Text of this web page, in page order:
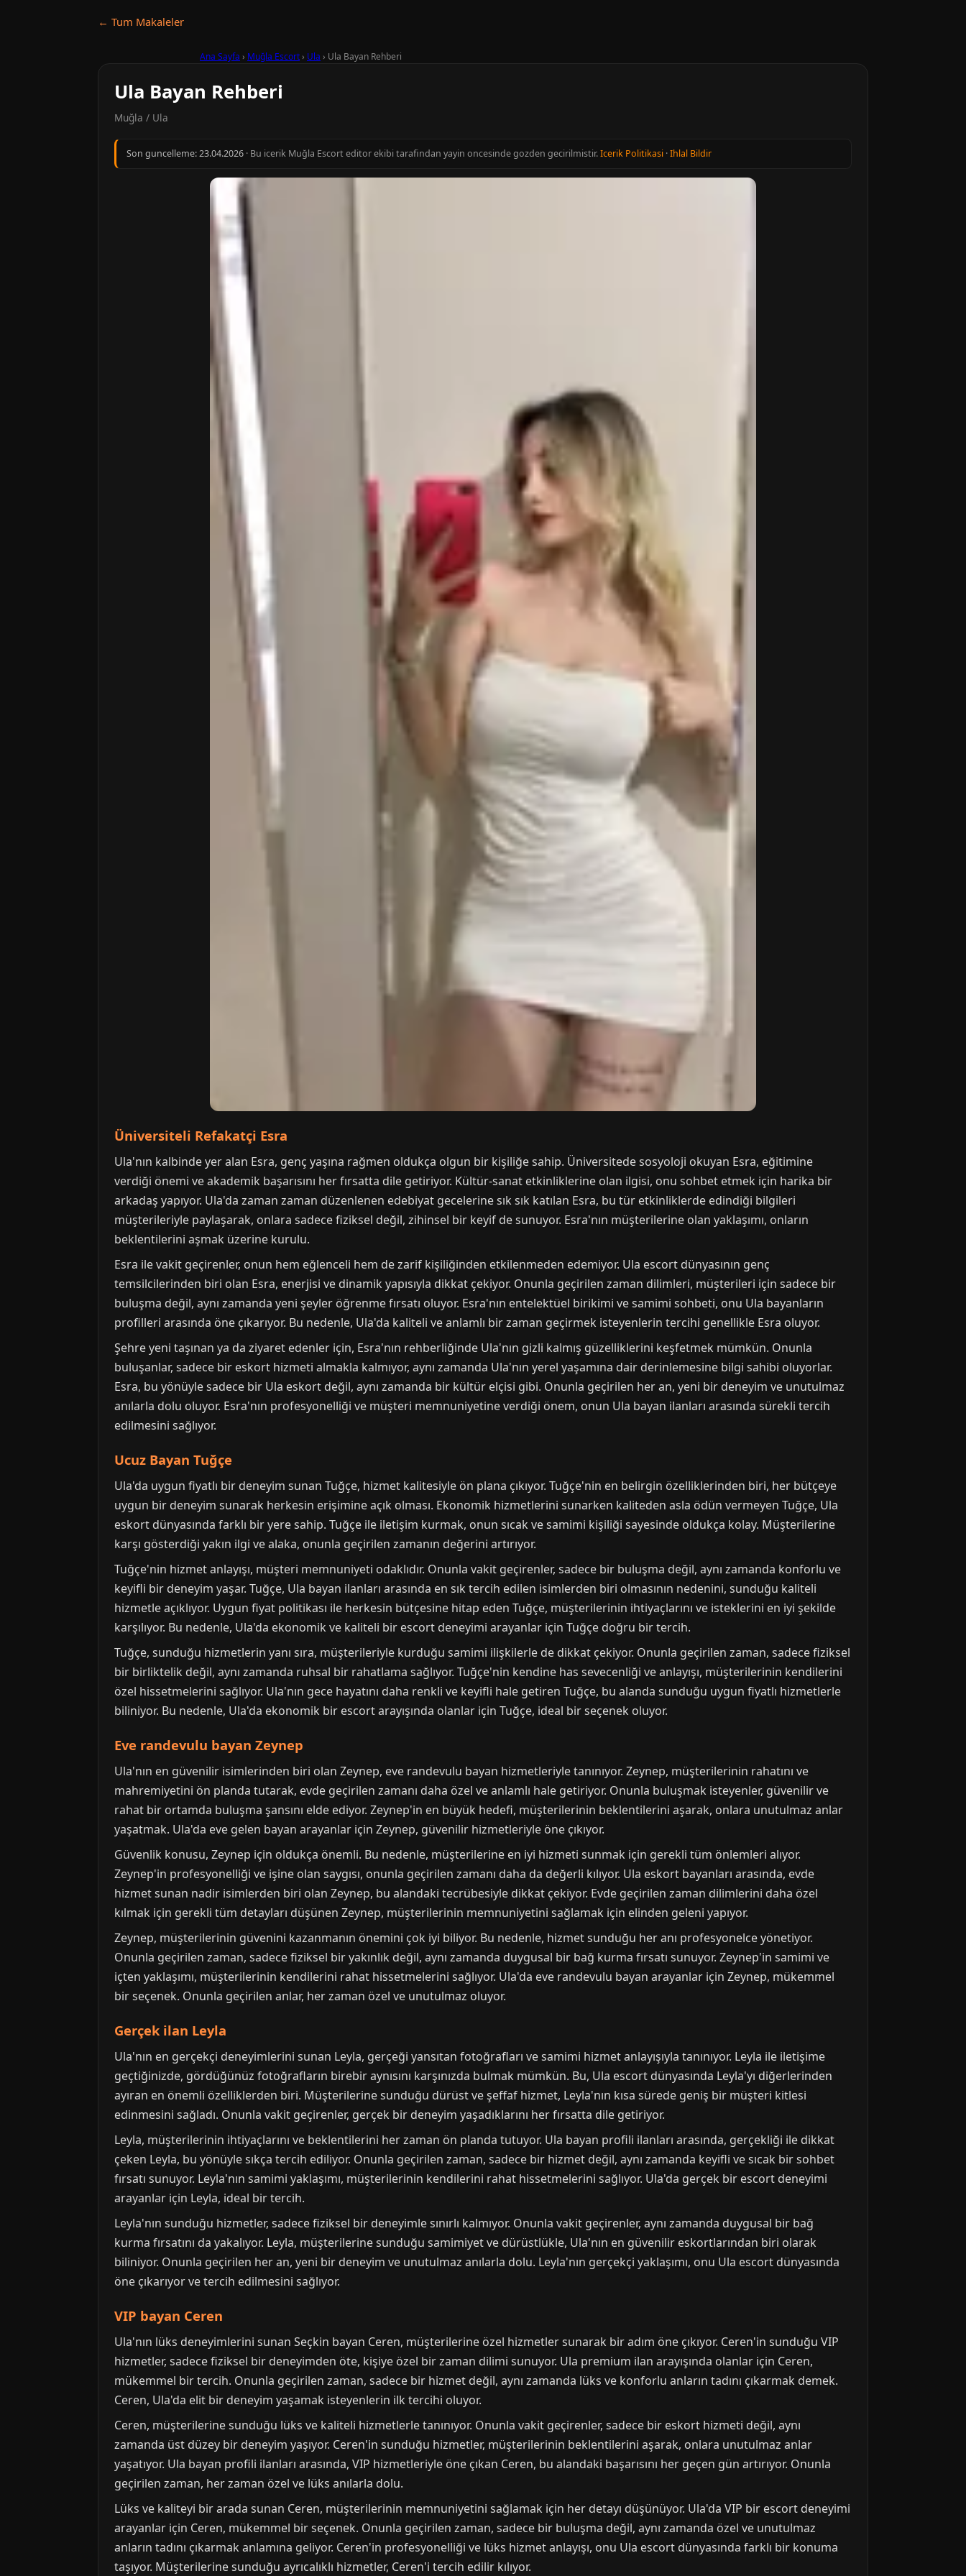
← Tum Makaleler
Ana Sayfa › Muğla Escort› Ula › Ula Bayan Rehberi
Ula Bayan Rehberi
Muğla / Ula
Son guncelleme:23.04.2026 · Bu icerik Muğla Escort editor ekibi tarafindan yayin oncesinde gozden gecirilmistir.Icerik Politikasi ·Ihlal Bildir
Üniversiteli Refakatçi Esra
Ula'nın kalbinde yer alan Esra, genç yaşına rağmen oldukça olgun bir kişiliğe sahip. Üniversitede sosyoloji okuyan Esra, eğitimine
verdiği önemi ve akademik başarısını her fırsatta dile getiriyor. Kültür-sanat etkinliklerine olan ilgisi, onu sohbet etmek için harika bir
arkadaş yapıyor. Ula'da zaman zaman düzenlenen edebiyat gecelerine sık sık katılan Esra, bu tür etkinliklerde edindiği bilgileri
müşterileriyle paylaşarak, onlara sadece fiziksel değil, zihinsel bir keyif de sunuyor. Esra'nın müşterilerine olan yaklaşımı, onların
beklentilerini aşmak üzerine kurulu.
Esra ile vakit geçirenler, onun hem eğlenceli hem de zarif kişiliğinden etkilenmeden edemiyor. Ula escort dünyasının genç
temsilcilerinden biri olan Esra, enerjisi ve dinamik yapısıyla dikkat çekiyor. Onunla geçirilen zaman dilimleri, müşterileri için sadece bir
buluşma değil, aynı zamanda yeni şeyler öğrenme fırsatı oluyor. Esra'nın entelektüel birikimi ve samimi sohbeti, onu Ula bayanların
profilleri arasında öne çıkarıyor. Bu nedenle, Ula'da kaliteli ve anlamlı bir zaman geçirmek isteyenlerin tercihi genellikle Esra oluyor.
Şehre yeni taşınan ya da ziyaret edenler için, Esra'nın rehberliğinde Ula'nın gizli kalmış güzelliklerini keşfetmek mümkün. Onunla
buluşanlar, sadece bir eskort hizmeti almakla kalmıyor, aynı zamanda Ula'nın yerel yaşamına dair derinlemesine bilgi sahibi oluyorlar.
Esra, bu yönüyle sadece bir Ula eskort değil, aynı zamanda bir kültür elçisi gibi. Onunla geçirilen her an, yeni bir deneyim ve unutulmaz
anılarla dolu oluyor. Esra'nın profesyonelliği ve müşteri memnuniyetine verdiği önem, onun Ula bayan ilanları arasında sürekli tercih
edilmesini sağlıyor.
Ucuz Bayan Tuğçe
Ula'da uygun fiyatlı bir deneyim sunan Tuğçe, hizmet kalitesiyle ön plana çıkıyor. Tuğçe'nin en belirgin özelliklerinden biri, her bütçeye
uygun bir deneyim sunarak herkesin erişimine açık olması. Ekonomik hizmetlerini sunarken kaliteden asla ödün vermeyen Tuğçe, Ula
eskort dünyasında farklı bir yere sahip. Tuğçe ile iletişim kurmak, onun sıcak ve samimi kişiliği sayesinde oldukça kolay. Müşterilerine
karşı gösterdiği yakın ilgi ve alaka, onunla geçirilen zamanın değerini artırıyor.
Tuğçe'nin hizmet anlayışı, müşteri memnuniyeti odaklıdır. Onunla vakit geçirenler, sadece bir buluşma değil, aynı zamanda konforlu ve
keyifli bir deneyim yaşar. Tuğçe, Ula bayan ilanları arasında en sık tercih edilen isimlerden biri olmasının nedenini, sunduğu kaliteli
hizmetle açıklıyor. Uygun fiyat politikası ile herkesin bütçesine hitap eden Tuğçe, müşterilerinin ihtiyaçlarını ve isteklerini en iyi şekilde
karşılıyor. Bu nedenle, Ula'da ekonomik ve kaliteli bir escort deneyimi arayanlar için Tuğçe doğru bir tercih.
Tuğçe, sunduğu hizmetlerin yanı sıra, müşterileriyle kurduğu samimi ilişkilerle de dikkat çekiyor. Onunla geçirilen zaman, sadece fiziksel
bir birliktelik değil, aynı zamanda ruhsal bir rahatlama sağlıyor. Tuğçe'nin kendine has sevecenliği ve anlayışı, müşterilerinin kendilerini
özel hissetmelerini sağlıyor. Ula'nın gece hayatını daha renkli ve keyifli hale getiren Tuğçe, bu alanda sunduğu uygun fiyatlı hizmetlerle
biliniyor. Bu nedenle, Ula'da ekonomik bir escort arayışında olanlar için Tuğçe, ideal bir seçenek oluyor.
Eve randevulu bayan Zeynep
Ula'nın en güvenilir isimlerinden biri olan Zeynep, eve randevulu bayan hizmetleriyle tanınıyor. Zeynep, müşterilerinin rahatını ve
mahremiyetini ön planda tutarak, evde geçirilen zamanı daha özel ve anlamlı hale getiriyor. Onunla buluşmak isteyenler, güvenilir ve
rahat bir ortamda buluşma şansını elde ediyor. Zeynep'in en büyük hedefi, müşterilerinin beklentilerini aşarak, onlara unutulmaz anlar
yaşatmak. Ula'da eve gelen bayan arayanlar için Zeynep, güvenilir hizmetleriyle öne çıkıyor.
Güvenlik konusu, Zeynep için oldukça önemli. Bu nedenle, müşterilerine en iyi hizmeti sunmak için gerekli tüm önlemleri alıyor.
Zeynep'in profesyonelliği ve işine olan saygısı, onunla geçirilen zamanı daha da değerli kılıyor. Ula eskort bayanları arasında, evde
hizmet sunan nadir isimlerden biri olan Zeynep, bu alandaki tecrübesiyle dikkat çekiyor. Evde geçirilen zaman dilimlerini daha özel
kılmak için gerekli tüm detayları düşünen Zeynep, müşterilerinin memnuniyetini sağlamak için elinden geleni yapıyor.
Zeynep, müşterilerinin güvenini kazanmanın önemini çok iyi biliyor. Bu nedenle, hizmet sunduğu her anı profesyonelce yönetiyor.
Onunla geçirilen zaman, sadece fiziksel bir yakınlık değil, aynı zamanda duygusal bir bağ kurma fırsatı sunuyor. Zeynep'in samimi ve
içten yaklaşımı, müşterilerinin kendilerini rahat hissetmelerini sağlıyor. Ula'da eve randevulu bayan arayanlar için Zeynep, mükemmel
bir seçenek. Onunla geçirilen anlar, her zaman özel ve unutulmaz oluyor.
Gerçek ilan Leyla
Ula'nın en gerçekçi deneyimlerini sunan Leyla, gerçeği yansıtan fotoğrafları ve samimi hizmet anlayışıyla tanınıyor. Leyla ile iletişime
geçtiğinizde, gördüğünüz fotoğrafların birebir aynısını karşınızda bulmak mümkün. Bu, Ula escort dünyasında Leyla'yı diğerlerinden
ayıran en önemli özelliklerden biri. Müşterilerine sunduğu dürüst ve şeffaf hizmet, Leyla'nın kısa sürede geniş bir müşteri kitlesi
edinmesini sağladı. Onunla vakit geçirenler, gerçek bir deneyim yaşadıklarını her fırsatta dile getiriyor.
Leyla, müşterilerinin ihtiyaçlarını ve beklentilerini her zaman ön planda tutuyor. Ula bayan profili ilanları arasında, gerçekliği ile dikkat
çeken Leyla, bu yönüyle sıkça tercih ediliyor. Onunla geçirilen zaman, sadece bir hizmet değil, aynı zamanda keyifli ve sıcak bir sohbet
fırsatı sunuyor. Leyla'nın samimi yaklaşımı, müşterilerinin kendilerini rahat hissetmelerini sağlıyor. Ula'da gerçek bir escort deneyimi
arayanlar için Leyla, ideal bir tercih.
Leyla'nın sunduğu hizmetler, sadece fiziksel bir deneyimle sınırlı kalmıyor. Onunla vakit geçirenler, aynı zamanda duygusal bir bağ
kurma fırsatını da yakalıyor. Leyla, müşterilerine sunduğu samimiyet ve dürüstlükle, Ula'nın en güvenilir eskortlarından biri olarak
biliniyor. Onunla geçirilen her an, yeni bir deneyim ve unutulmaz anılarla dolu. Leyla'nın gerçekçi yaklaşımı, onu Ula escort dünyasında
öne çıkarıyor ve tercih edilmesini sağlıyor.
VIP bayan Ceren
Ula'nın lüks deneyimlerini sunan Seçkin bayan Ceren, müşterilerine özel hizmetler sunarak bir adım öne çıkıyor. Ceren'in sunduğu VIP
hizmetler, sadece fiziksel bir deneyimden öte, kişiye özel bir zaman dilimi sunuyor. Ula premium ilan arayışında olanlar için Ceren,
mükemmel bir tercih. Onunla geçirilen zaman, sadece bir hizmet değil, aynı zamanda lüks ve konforlu anların tadını çıkarmak demek.
Ceren, Ula'da elit bir deneyim yaşamak isteyenlerin ilk tercihi oluyor.
Ceren, müşterilerine sunduğu lüks ve kaliteli hizmetlerle tanınıyor. Onunla vakit geçirenler, sadece bir eskort hizmeti değil, aynı
zamanda üst düzey bir deneyim yaşıyor. Ceren'in sunduğu hizmetler, müşterilerinin beklentilerini aşarak, onlara unutulmaz anlar
yaşatıyor. Ula bayan profili ilanları arasında, VIP hizmetleriyle öne çıkan Ceren, bu alandaki başarısını her geçen gün artırıyor. Onunla
geçirilen zaman, her zaman özel ve lüks anılarla dolu.
Lüks ve kaliteyi bir arada sunan Ceren, müşterilerinin memnuniyetini sağlamak için her detayı düşünüyor. Ula'da VIP bir escort deneyimi
arayanlar için Ceren, mükemmel bir seçenek. Onunla geçirilen zaman, sadece bir buluşma değil, aynı zamanda özel ve unutulmaz
anların tadını çıkarmak anlamına geliyor. Ceren'in profesyonelliği ve lüks hizmet anlayışı, onu Ula escort dünyasında farklı bir konuma
taşıyor. Müşterilerine sunduğu ayrıcalıklı hizmetler, Ceren'i tercih edilir kılıyor.